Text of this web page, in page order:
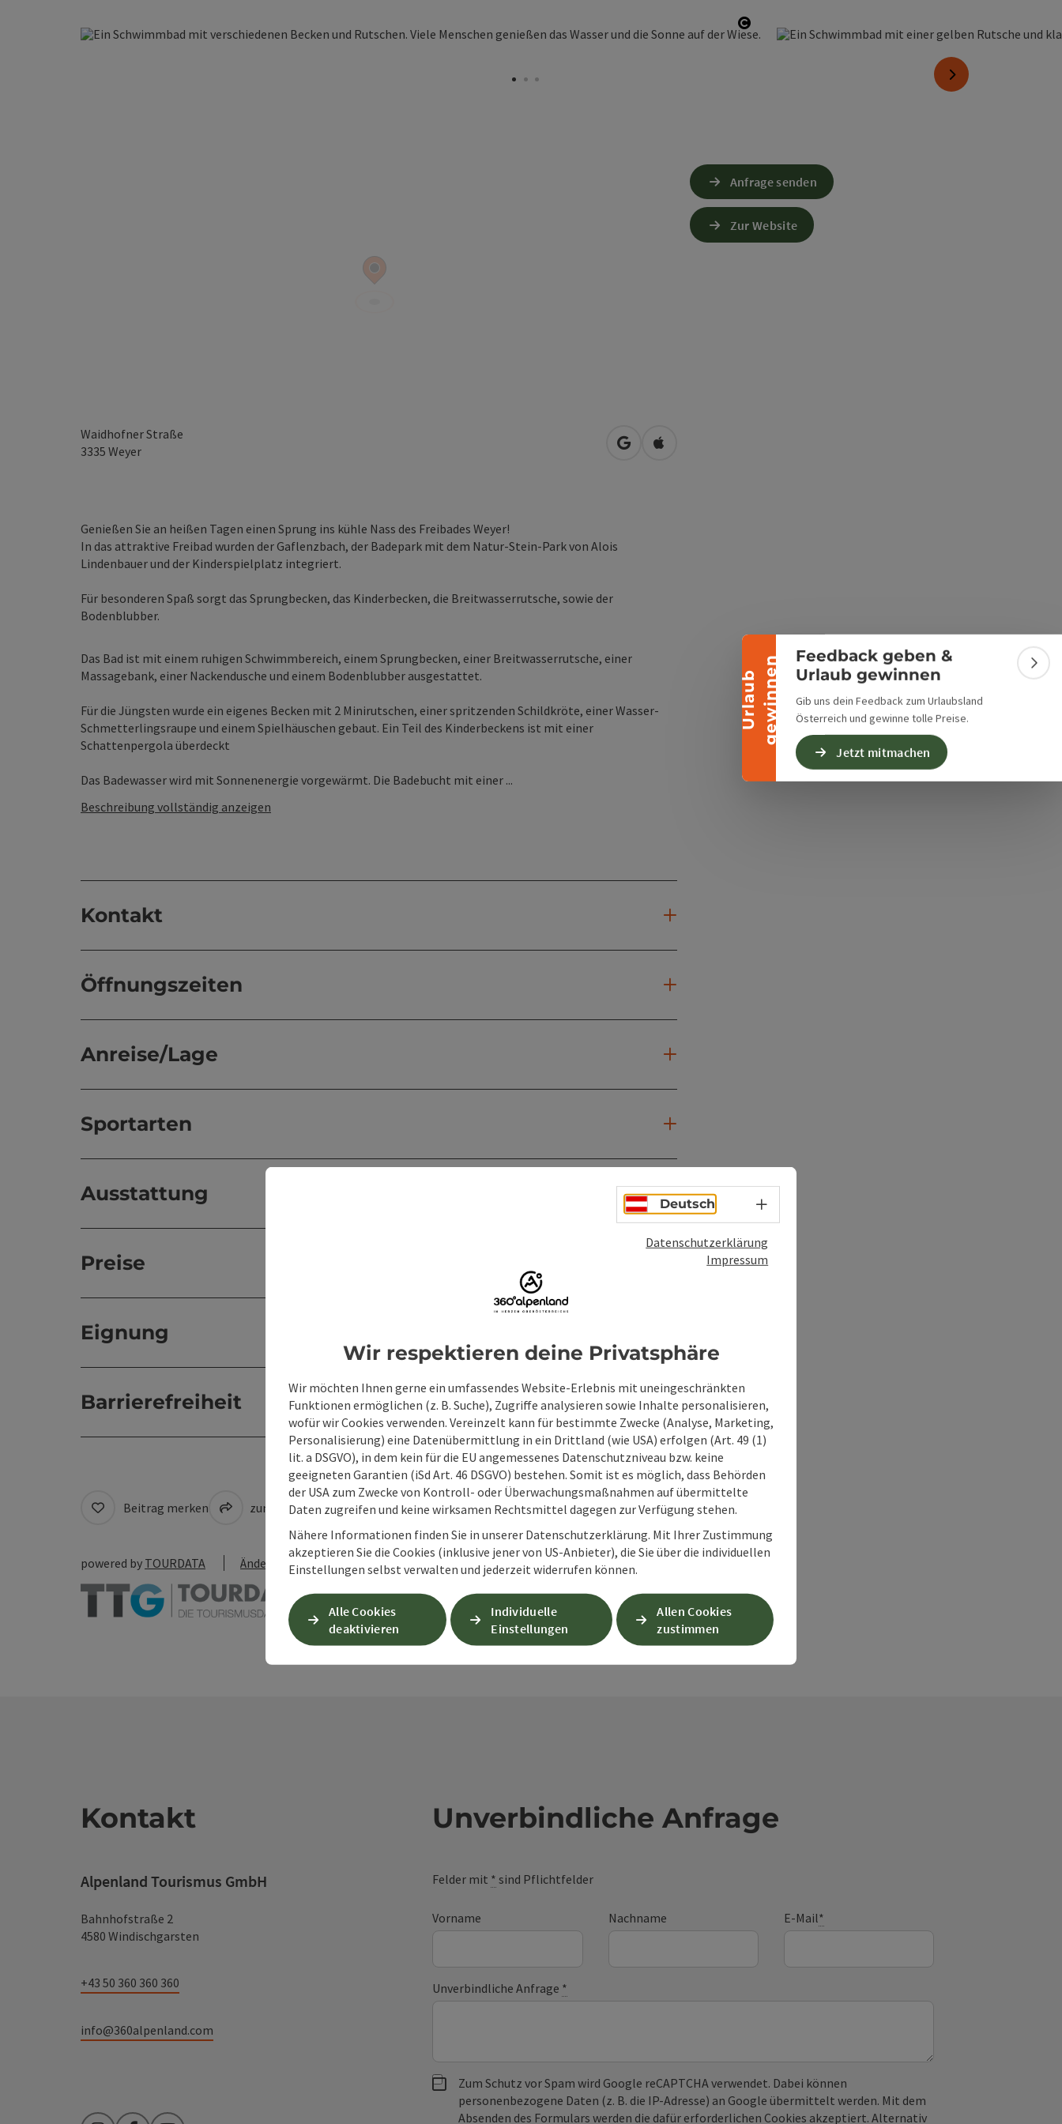
U
r
l
a
u
b
g
e
w
i
n
n
en
Banner einklappen
Feedback geben &
Urlaub gewinnen
Gib uns dein Feedback zum Urlaubsland
Österreich und gewinne tolle Preise.
Jetzt mitmachen
Copyright öffnen
nächstes Element
Waidhofner Straße
3335 Weyer in Google Maps öffnen
in Apple Maps öffnen
Genießen Sie an heißen Tagen einen Sprung ins kühle Nass des Freibades Weyer!
In das attraktive Freibad wurden der Gaflenzbach, der Badepark mit dem Natur-Stein-Park von Alois
Lindenbauer und der Kinderspielplatz integriert.
Für besonderen Spaß sorgt das Sprungbecken, das Kinderbecken, die Breitwasserrutsche, sowie der
Bodenblubber.
Das Bad ist mit einem ruhigen Schwimmbereich, einem Sprungbecken, einer Breitwasserrutsche, einer
Massagebank, einer Nackendusche und einem Bodenblubber ausgestattet.
Für die Jüngsten wurde ein eigenes Becken mit 2 Minirutschen, einer spritzenden Schildkröte, einer Wasser-
Schmetterlingsraupe und einem Spielhäuschen gebaut. Ein Teil des Kinderbeckens ist mit einer
Schattenpergola überdeckt
Das Badewasser wird mit Sonnenenergie vorgewärmt. Die Badebucht mit einer ...
Beschreibung vollständig anzeigen
Kontakt
Öffnungszeiten
Anreise/Lage
Sportarten
Ausstattung
Preise
Eignung
Barrierefreiheit
Anfrage senden
Zur Website
Beitrag merken zum Merkzettel PDF erstellen Beitrag drucken In der Nähe
powered by TOURDATA Änderung vorschlagen
Kontakt
Alpenland Tourismus GmbH
Bahnhofstraße 2
4580 Windischgarsten
+43 50 360 360 360
info@360alpenland.com
Unverbindliche Anfrage
Felder mit * sind Pflichtfelder
Vorname Nachname E-Mail*
Unverbindliche Anfrage *
Zum Schutz vor Spam wird Google reCAPTCHA verwendet. Dabei können
personenbezogene Daten (z. B. die IP-Adresse) an Google übermittelt werden. Mit dem
Absenden des Formulars werden die dafür erforderlichen Cookies akzeptiert. Alternativ
Deutsch Sprachwahl - Menü öffnen
Datenschutzerklärung
Impressum
Wir respektieren deine Privatsphäre
Wir möchten Ihnen gerne ein umfassendes Website-Erlebnis mit uneingeschränkten
Funktionen ermöglichen (z. B. Suche), Zugriffe analysieren sowie Inhalte personalisieren,
wofür wir Cookies verwenden. Vereinzelt kann für bestimmte Zwecke (Analyse, Marketing,
Personalisierung) eine Datenübermittlung in ein Drittland (wie USA) erfolgen (Art. 49 (1)
lit. a DSGVO), in dem kein für die EU angemessenes Datenschutzniveau bzw. keine
geeigneten Garantien (iSd Art. 46 DSGVO) bestehen. Somit ist es möglich, dass Behörden
der USA zum Zwecke von Kontroll- oder Überwachungsmaßnahmen auf übermittelte
Daten zugreifen und keine wirksamen Rechtsmittel dagegen zur Verfügung stehen.
Nähere Informationen finden Sie in unserer Datenschutzerklärung. Mit Ihrer Zustimmung
akzeptieren Sie die Cookies (inklusive jener von US-Anbieter), die Sie über die individuellen
Einstellungen selbst verwalten und jederzeit widerrufen können.
Alle Cookies
deaktivieren
Individuelle
Einstellungen
Allen Cookies
zustimmen